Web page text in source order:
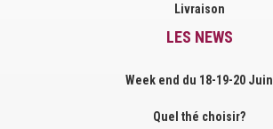
Livraison
LES NEWS
Week end du 18-19-20 Juin
Quel thé choisir?